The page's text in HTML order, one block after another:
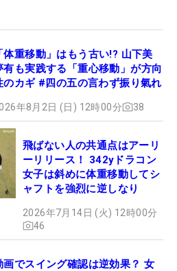
「体重移動」はもう古い!? 山下美
有も実践する「重心移動」が方向
のカギ #四の五の言わず振り氣れ
年8月2日 (日) 12時00分 38
飛ばない人の共通点はアーリ
ーリリース！ 342yドラコン
女子は斜めに体重移動してシ
ャフトを強烈に逆しなり
2026年7月14日 (火) 12時00分
46
画でスイング確認は逆効果？ 女